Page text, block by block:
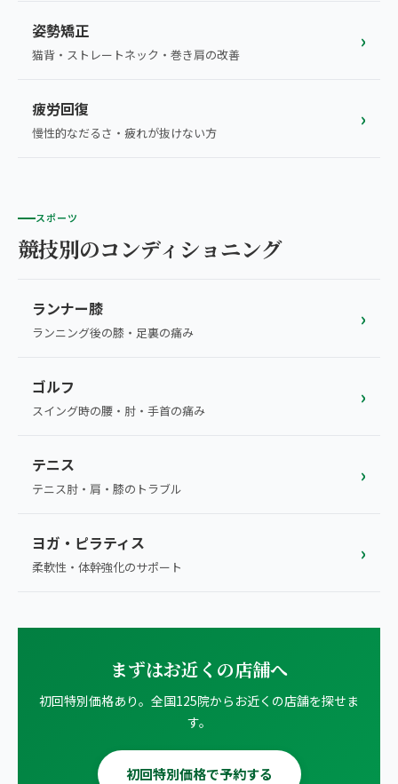
姿勢矯正
猫背・ストレートネック・巻き肩の改善
›
疲労回復
慢性的なだるさ・疲れが抜けない方
›
スポーツ
競技別のコンディショニング
ランナー膝
ランニング後の膝・足裏の痛み
›
ゴルフ
スイング時の腰・肘・手首の痛み
›
テニス
テニス肘・肩・膝のトラブル
›
ヨガ・ピラティス
柔軟性・体幹強化のサポート
›
まずはお近くの店舗へ
初回特別価格あり。全国125院からお近くの店舗を探せま
す。
初回特別価格で予約する